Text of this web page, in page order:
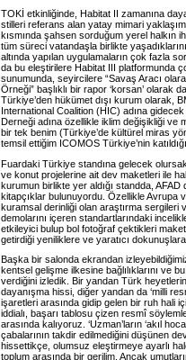
TOKİ etkinliğinde, Habitat II zamanına
stilleri referans alan yatay mimari
kısmında şahsen sorduğum yerel halkın
tüm süreci vatandaşla birlikte
altında yapılan uygulamaların çok fazla
da bu eleştirilere Habitat III platformunda
sunumunda, seyircilere “Savaş Aracı
Örneği” başlıklı bir rapor ‘korsan’ olarak
Türkiye’den hükümet dışı kurum olarak,
International Coalition (HIC) adına
Derneği adına özellikle iklim değişikliği ve
bir tek benim (Türkiye’de kültürel miras
temsil ettiğim ICOMOS Türkiye’nin
Fuardaki Türkiye standına gelecek
ve konut projelerine ait dev maketleri ile
kurumun birlikte yer aldığı standda,
kitapçıklar bulunuyordu. Özellikle Avrupa
kuramsal derinliği olan araştırma sergileri
demolarını içeren standartlarındaki
etkileyici bulup bol fotoğraf çektikleri
getirdiği yeniliklere ve yaratıcı
Başka bir salonda ekrandan
kentsel gelişme ilkesine bağlılıklarını ve
verdiğini izledik. Bir yandan Türk
dayanışma hissi, diğer yandan da ‘milli
işaretleri arasında gidip gelen bir ruh hali
iddialı, başarı tablosu çizen resmî
arasında kalıyoruz. ‘Uzman’ların ‘akıl
çabalarının takdir edilmediğini düşünen
hissettikçe, olumsuz eleştirmeye ayarlı
toplum arasında bir gerilim. Ancak